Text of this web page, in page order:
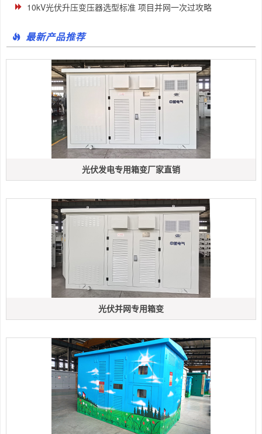
10kV光伏升压变压器选型标准 项目并网一次过攻略
最新产品推荐
光伏发电专用箱变厂家直销
光伏并网专用箱变